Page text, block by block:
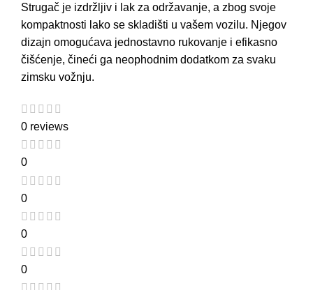
Strugač je izdržljiv i lak za održavanje, a zbog svoje
kompaktnosti lako se skladišti u vašem vozilu. Njegov
dizajn omogućava jednostavno rukovanje i efikasno
čišćenje, čineći ga neophodnim dodatkom za svaku
zimsku vožnju.
0 reviews
0
0
0
0